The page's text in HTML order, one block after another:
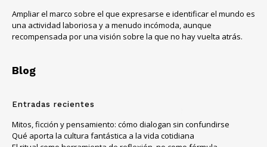
Ampliar el marco sobre el que expresarse e identificar el mundo es
una actividad laboriosa y a menudo incómoda, aunque
recompensada por una visión sobre la que no hay vuelta atrás.
Blog
Entradas recientes
Mitos, ficción y pensamiento: cómo dialogan sin confundirse
Qué aporta la cultura fantástica a la vida cotidiana